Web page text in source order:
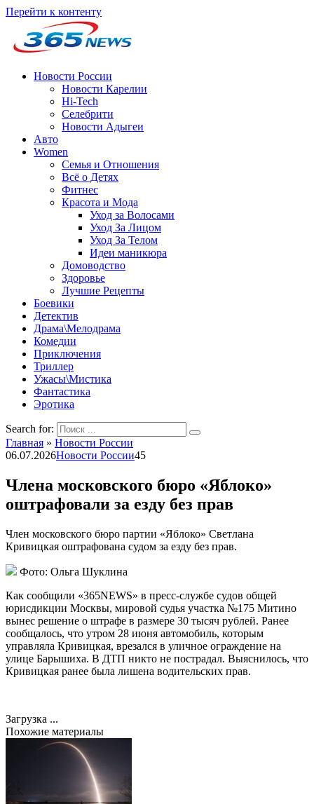
Перейти к контенту
Новости России
Новости Карелии
Hi-Tech
Селебрити
Новости Адыгеи
Авто
Women
Семья и Отношения
Всё о Детях
Фитнес
Красота и Мода
Уход за Волосами
Уход За Лицом
Уход За Телом
Идеи маникюра
Домоводство
Здоровье
Лучшие Рецепты
Боевики
Детектив
Драма\Мелодрама
Комедии
Приключения
Триллер
Ужасы\Мистика
Фантастика
Эротика
Search for:
Главная » Новости России
06.07.2026Новости России45
Члена московского бюро «Яблоко»
оштрафовали за езду без прав
Член московского бюро партии «Яблоко» Светлана
Кривицкая оштрафована судом за езду без прав.
Фото: Ольга Шуклина
Как сообщили «365NEWS» в пресс-службе судов общей
юрисдикции Москвы, мировой судья участка №175 Митино
вынес решение о штрафе в размере 30 тысяч рублей. Ранее
сообщалось, что утром 28 июня автомобиль, которым
управляла Кривицкая, врезался в уличное ограждение на
улице Барышиха. В ДТП никто не пострадал. Выяснилось, что
Кривицкая ранее была лишена водительских прав.
Загрузка ...
Похожие материалы